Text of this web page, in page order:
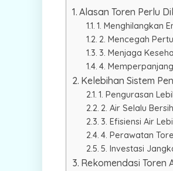
Alasan Toren Perlu
1. Menghilangkan
2. Mencegah
3. Menjaga
4.
Kelebihan Sistem
1. Pengurasan
2. Air Selalu Bersih
3. Efisiensi Air
4. Perawatan
5. Investasi
Rekomendasi Toren